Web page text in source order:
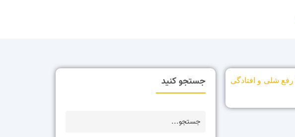
لیفت گردن چیست ؟صفر تا 100 رفع شلی و افتادگی
جستجو کنید